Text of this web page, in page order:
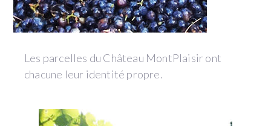
Les parcelles du Château MontPlaisir ont
chacune leur identité propre.